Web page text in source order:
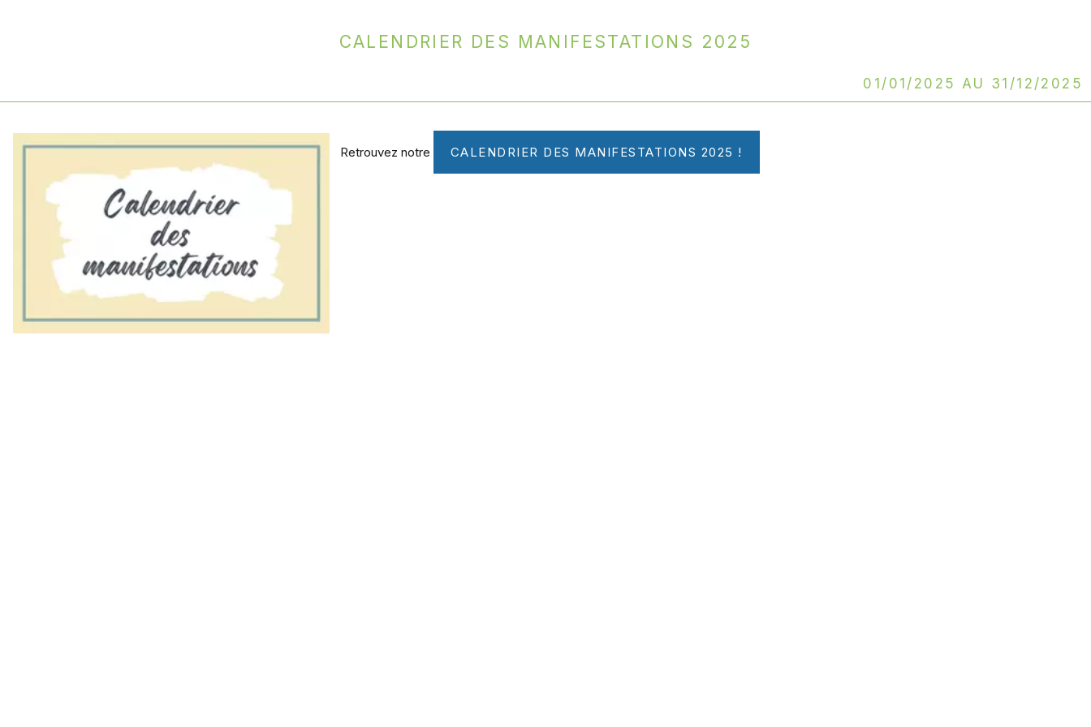
Calendrier des manifestations 2025
01/01/2025 au 31/12/2025
Retrouvez notre CALENDRIER DES MANIFESTATIONS 2025 !